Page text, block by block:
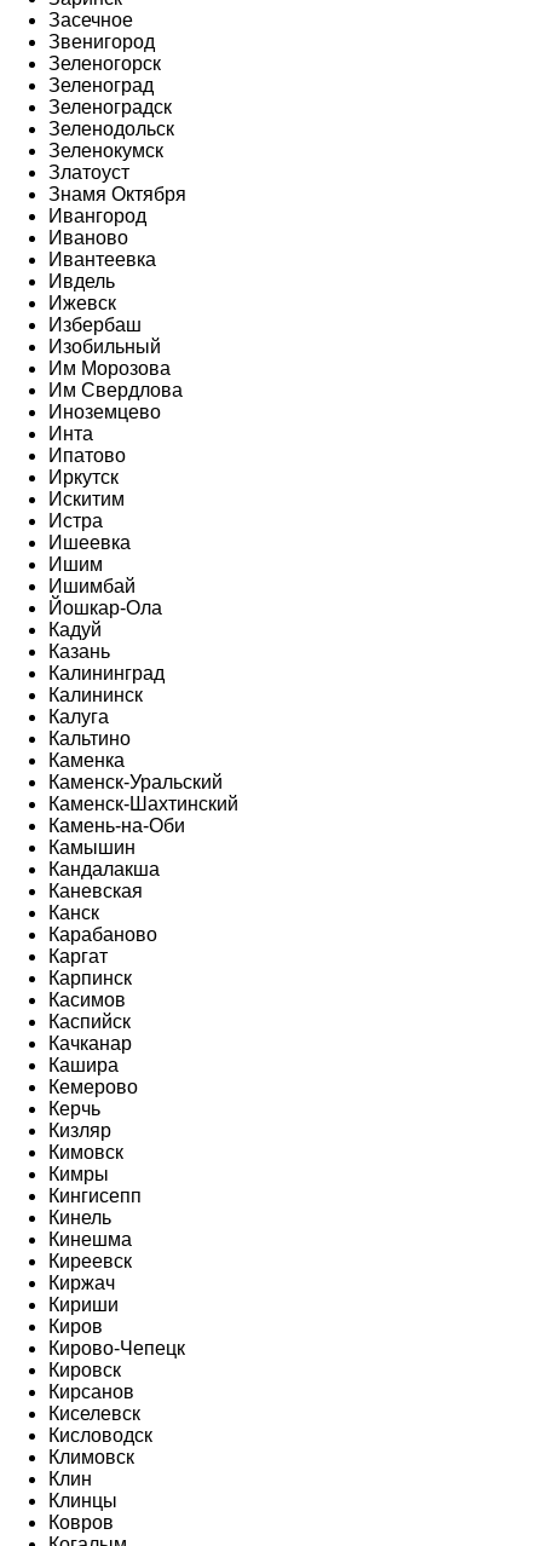
Засечное
Звенигород
Зеленогорск
Зеленоград
Зеленоградск
Зеленодольск
Зеленокумск
Златоуст
Знамя Октября
Ивангород
Иваново
Ивантеевка
Ивдель
Ижевск
Избербаш
Изобильный
Им Морозова
Им Свердлова
Иноземцево
Инта
Ипатово
Иркутск
Искитим
Истра
Ишеевка
Ишим
Ишимбай
Йошкар-Ола
Кадуй
Казань
Калининград
Калининск
Калуга
Кальтино
Каменка
Каменск-Уральский
Каменск-Шахтинский
Камень-на-Оби
Камышин
Кандалакша
Каневская
Канск
Карабаново
Каргат
Карпинск
Касимов
Каспийск
Качканар
Кашира
Кемерово
Керчь
Кизляр
Кимовск
Кимры
Кингисепп
Кинель
Кинешма
Киреевск
Киржач
Кириши
Киров
Кирово-Чепецк
Кировск
Кирсанов
Киселевск
Кисловодск
Климовск
Клин
Клинцы
Ковров